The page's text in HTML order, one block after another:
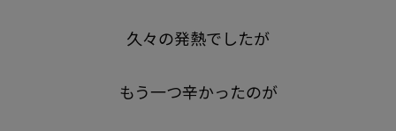
久々の発熱でしたが
もう一つ辛かったのが